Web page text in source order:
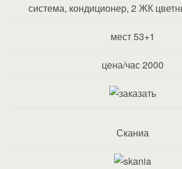
система, кондиционер, 2 ЖК
мест 53+1
цена/час 2000
Сканиа